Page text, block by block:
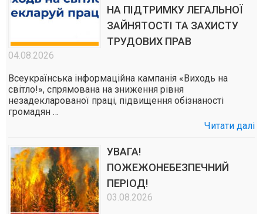
НА ПІДТРИМКУ ЛЕГАЛЬНОЇ
ЗАЙНЯТОСТІ ТА ЗАХИСТУ
ТРУДОВИХ ПРАВ
04.08.2026
Всеукраїнська інформаційна кампанія «Виходь на
світло!», спрямована на зниження рівня
незадекларованої праці, підвищення обізнаності
громадян …
Читати далі
УВАГА!
ПОЖЕЖОНЕБЕЗПЕЧНИЙ
ПЕРІОД!
03.08.2026